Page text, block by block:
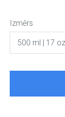
Izmērs